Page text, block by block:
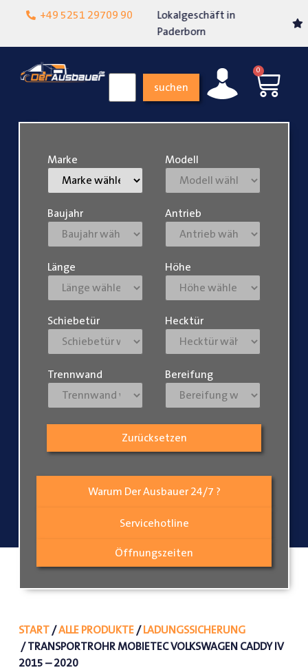
+49 5251 29709 90
Lokalgeschäft in
Über 15 Jahre Erfahrung
suchen
0
Warum Der Ausbauer 24/7 ?
Servicehotline
Öffnungszeiten
Marke Modell
Baujahr Antrieb
Länge Höhe
Schiebetür Hecktür
Trennwand Bereifung
Zurücksetzen
START/ALLE PRODUKTE/LADUNGSSICHERUNG
/ TRANSPORTROHR MOBIETEC VOLKSWAGEN CADDY IV
2015 – 2020